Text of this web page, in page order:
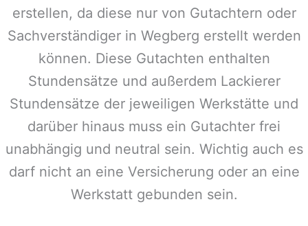
erstellen, da diese nur von Gutachtern oder
Sachverständiger in Wegberg erstellt werden
können. Diese Gutachten enthalten
Stundensätze und außerdem Lackierer
Stundensätze der jeweiligen Werkstätte und
darüber hinaus muss ein Gutachter frei
unabhängig und neutral sein. Wichtig auch es
darf nicht an eine Versicherung oder an eine
Werkstatt gebunden sein.